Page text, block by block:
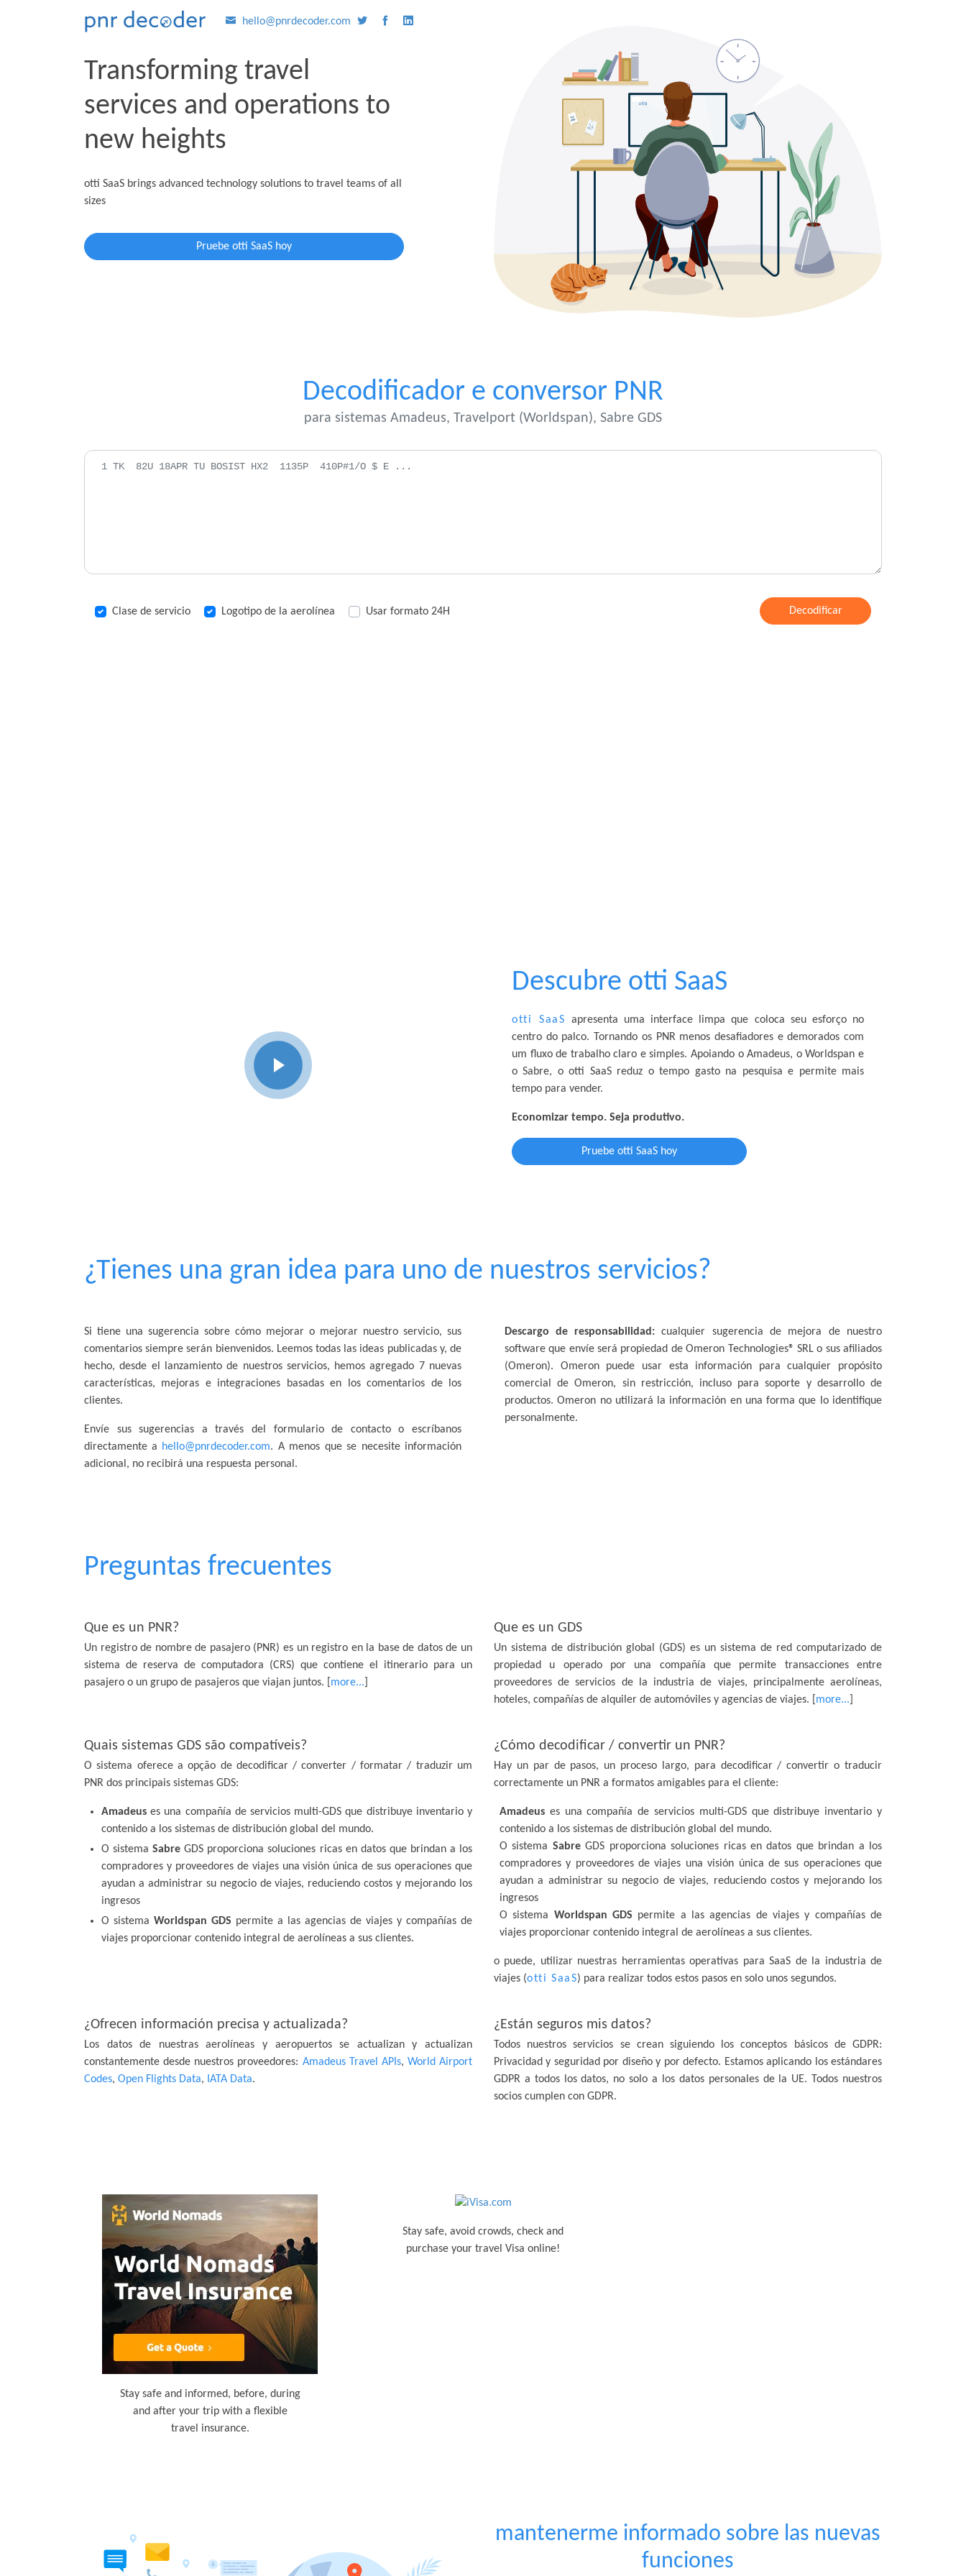
hello@pnrdecoder.com
Transforming travel
services and operations to
new heights
otti SaaS brings advanced technology solutions to travel teams of all
sizes
Pruebe otti SaaS hoy
Decodificador e conversor PNR
para sistemas Amadeus, Travelport (Worldspan), Sabre GDS
Clase de servicio Logotipo de la aerolínea Usar formato 24H Decodificar
Descubre otti SaaS
otti SaaS apresenta uma interface limpa que coloca seu esforço no
centro do palco. Tornando os PNR menos desafiadores e demorados com
um fluxo de trabalho claro e simples. Apoiando o Amadeus, o Worldspan e
o Sabre, o otti SaaS reduz o tempo gasto na pesquisa e permite mais
tempo para vender.
Economizar tempo. Seja produtivo.
Pruebe otti SaaS hoy
¿Tienes una gran idea para uno de nuestros servicios?
Si tiene una sugerencia sobre cómo mejorar o mejorar nuestro servicio, sus
comentarios siempre serán bienvenidos. Leemos todas las ideas publicadas y, de
hecho, desde el lanzamiento de nuestros servicios, hemos agregado 7 nuevas
características, mejoras e integraciones basadas en los comentarios de los
clientes.
Envíe sus sugerencias a través del formulario de contacto o escríbanos
directamente a hello@pnrdecoder.com. A menos que se necesite información
adicional, no recibirá una respuesta personal.
Descargo de responsabilidad: cualquier sugerencia de mejora de nuestro
software que envíe será propiedad de Omeron Technologies® SRL o sus afiliados
(Omeron). Omeron puede usar esta información para cualquier propósito
comercial de Omeron, sin restricción, incluso para soporte y desarrollo de
productos. Omeron no utilizará la información en una forma que lo identifique
personalmente.
Preguntas frecuentes
Que es un PNR?
Un registro de nombre de pasajero (PNR) es un registro en la base de datos de un
sistema de reserva de computadora (CRS) que contiene el itinerario para un
pasajero o un grupo de pasajeros que viajan juntos. [ more...
Que es un GDS
Un sistema de distribución global (GDS) es un sistema de red computarizado de
propiedad u operado por una compañía que permite transacciones entre
proveedores de servicios de la industria de viajes, principalmente aerolíneas,
hoteles, compañías de alquiler de automóviles y agencias de viajes. [ more...
Quais sistemas GDS são compatíveis?
O sistema oferece a opção de decodificar / converter / formatar / traduzir um
PNR dos principais sistemas GDS:
Amadeus es una compañía de servicios multi-GDS que distribuye inventario y
contenido a los sistemas de distribución global del mundo.
O sistemaSabre GDS proporciona soluciones ricas en datos que brindan a los
compradores y proveedores de viajes una visión única de sus operaciones que
ayudan a administrar su negocio de viajes, reduciendo costos y mejorando los
ingresos
O sistema Worldspan GDS permite a las agencias de viajes y compañías de
viajes proporcionar contenido integral de aerolíneas a sus clientes.
¿Cómo decodificar / convertir un PNR?
Hay un par de pasos, un proceso largo, para decodificar / convertir o traducir
correctamente un PNR a formatos amigables para el cliente:
Amadeus es una compañía de servicios multi-GDS que distribuye inventario y
contenido a los sistemas de distribución global del mundo.
O sistema SabreGDS proporciona soluciones ricas en datos que brindan a los
compradores y proveedores de viajes una visión única de sus operaciones que
ayudan a administrar su negocio de viajes, reduciendo costos y mejorando los
ingresos
O sistema Worldspan GDS permite a las agencias de viajes y compañías de
viajes proporcionar contenido integral de aerolíneas a sus clientes.
o puede, utilizar nuestras herramientas operativas para SaaS de la industria de
viajes (otti SaaS) para realizar todos estos pasos en solo unos segundos.
¿Ofrecen información precisa y actualizada?
Los datos de nuestras aerolíneas y aeropuertos se actualizan y actualizan
constantemente desde nuestros proveedores: Amadeus Travel APIs, World Airport
Codes, Open Flights Data, IATA Data.
¿Están seguros mis datos?
Todos nuestros servicios se crean siguiendo los conceptos básicos de GDPR:
Privacidad y seguridad por diseño y por defecto. Estamos aplicando los estándares
GDPR a todos los datos, no solo a los datos personales de la UE. Todos nuestros
socios cumplen con GDPR.
Stay safe and informed, before, during
and after your trip with a flexible
travel insurance.
Stay safe, avoid crowds, check and
purchase your travel Visa online!
mantenerme informado sobre las nuevas
funciones